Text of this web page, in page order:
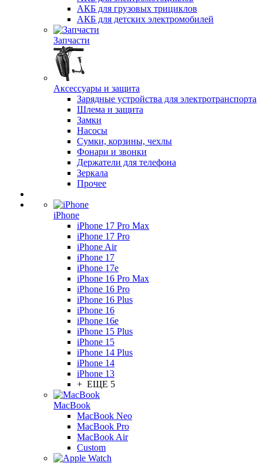
АКБ для грузовых трициклов
АКБ для детских электромобилей
Запчасти
Аксессуары и защита
Зарядные устройства для электротранспорта
Шлема и защита
Замки
Насосы
Сумки, корзины, чехлы
Фонари и звонки
Держатели для телефона
Зеркала
Прочее
iPhone
iPhone 17 Pro Max
iPhone 17 Pro
iPhone Air
iPhone 17
iPhone 17e
iPhone 16 Pro Max
iPhone 16 Pro
iPhone 16 Plus
iPhone 16
iPhone 16e
iPhone 15 Plus
iPhone 15
iPhone 14 Plus
iPhone 14
iPhone 13
+ ЕЩЕ 5
MacBook
MacBook Neo
MacBook Pro
MacBook Air
Custom